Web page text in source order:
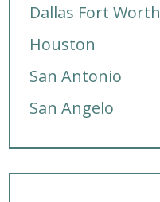
Dallas Fort Worth
Houston
San Antonio
San Angelo